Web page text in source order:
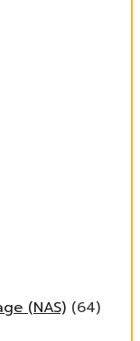
(NAS) (64)